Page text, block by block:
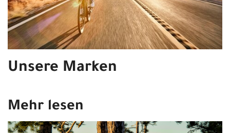
Unsere Marken
Mehr lesen